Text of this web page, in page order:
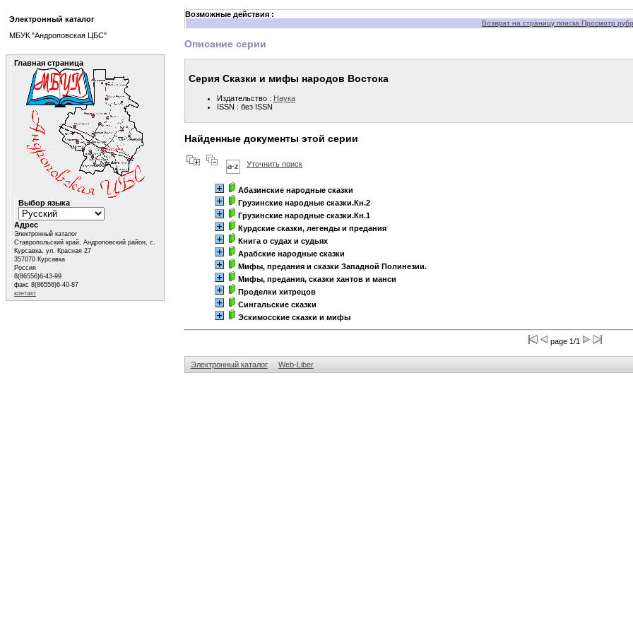
Возможные действия :
Возврат на страницу поиска Просмотр
Описание серии
Серия Сказки и мифы народов Востока
Издательство : Наука
ISSN : без ISSN
Найденные документы этой серии
Уточнить поиск
Абазинские народные сказки
Грузинские народные сказки.Кн.2
Грузинские народные сказки.Кн.1
Курдские сказки, легенды и предания
Книга о судах и судьях
Арабские народные сказки
Мифы, предания и сказки Западной Полинезии.
Мифы, предания, сказки хантов и манси
Проделки хитрецов
Сингальские сказки
Эскимосские сказки и мифы
page 1/1
Электронный каталог Web-Liber
Электронный каталог
МБУК "Андроповская ЦБС"
Главная страница
Выбор языка
Адрес
Электронный каталог
Ставропольский край, Андроповский район, с.
Курсавка, ул. Красная 27
357070 Курсавка
Россия
8(86556)6-43-99
факс 8(86556)6-40-87
контакт